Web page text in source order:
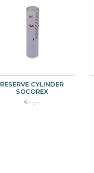
RESERVE CYLINDER
SOCOREX
€--,--